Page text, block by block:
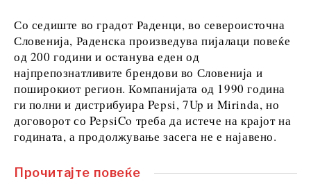
Наука
Рударство
Малопродажба
Одржливост
Технологија
Телекомуникации
Туризам
Транспорт
Со седиште во градот Раденци, во североисточна
Словенија, Раденска произведува пијалаци повеќе
од 200 години и останува еден од
најпрепознатливите брендови во Словенија и
поширокиот регион. Компанијата од 1990 година
ги полни и дистрибуира Pepsi, 7Up и Mirinda, но
договорот со PepsiCo треба да истече на крајот на
годината, а продолжување засега не е најавено.
Прочитајте повеќе